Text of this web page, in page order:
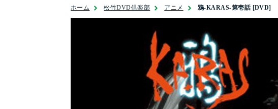
ホーム 松竹DVD倶楽部 アニメ 鴉-KARAS-第壱話 [DVD]